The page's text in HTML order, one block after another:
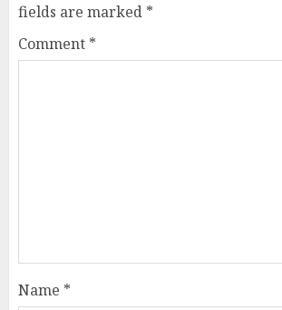
fields are marked *
Comment *
Name *